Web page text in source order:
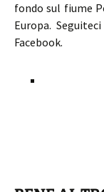
fondo sul fiume
Europa.
Facebook.